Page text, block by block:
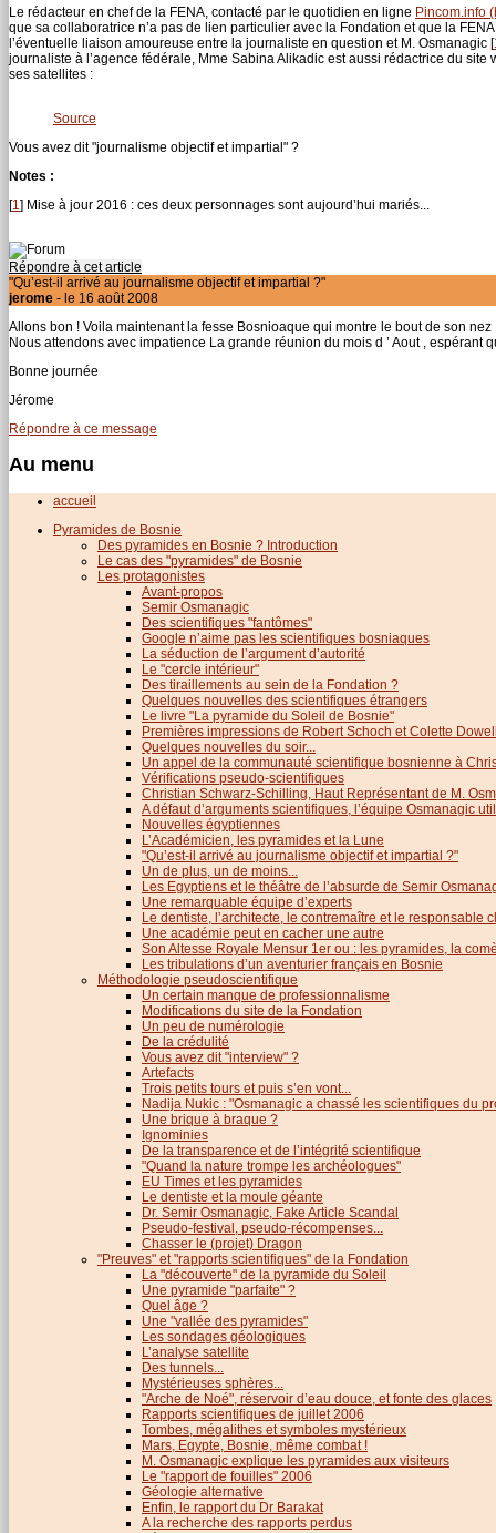
Le rédacteur en chef de la FENA, contacté par le quotidien en ligne Pincom.info
que sa collaboratrice n’a pas de lien particulier avec la Fondation et que la
l’éventuelle liaison amoureuse entre la journaliste en question et M. Osmanagic [
journaliste à l’agence fédérale, Mme Sabina Alikadic est aussi rédactrice du
ses satellites :
Source
Vous avez dit "journalisme objectif et impartial" ?
Notes :
[1] Mise à jour 2016 : ces deux personnages sont aujourd’hui mariés...
Répondre à cet article
"Qu’est-il arrivé au journalisme objectif et impartial ?"
jerome - le 16 août 2008
Allons bon ! Voila maintenant la fesse Bosnioaque qui montre le bout de son
Nous attendons avec impatience La grande réunion du mois d ’ Aout , espérant
Bonne journée
Jérome
Répondre à ce message
Au menu
accueil
Pyramides de Bosnie
Des pyramides en Bosnie ? Introduction
Le cas des "pyramides" de Bosnie
Les protagonistes
Avant-propos
Semir Osmanagic
Des scientifiques "fantômes"
Google n’aime pas les scientifiques bosniaques
La séduction de l’argument d’autorité
Le "cercle intérieur"
Des tiraillements au sein de la Fondation ?
Quelques nouvelles des scientifiques étrangers
Le livre "La pyramide du Soleil de Bosnie"
Premières impressions de Robert Schoch et Colette
Quelques nouvelles du soir...
Un appel de la communauté scientifique bosnienne à
Vérifications pseudo-scientifiques
Christian Schwarz-Schilling, Haut Représentant de M.
A défaut d’arguments scientifiques, l’équipe Osmanagic
Nouvelles égyptiennes
L’Académicien, les pyramides et la Lune
"Qu’est-il arrivé au journalisme objectif et impartial ?"
Un de plus, un de moins...
Les Egyptiens et le théâtre de l’absurde de Semir
Une remarquable équipe d’experts
Le dentiste, l’architecte, le contremaître et le responsable
Une académie peut en cacher une autre
Son Altesse Royale Mensur 1er ou : les pyramides, la
Les tribulations d’un aventurier français en Bosnie
Méthodologie pseudoscientifique
Un certain manque de professionnalisme
Modifications du site de la Fondation
Un peu de numérologie
De la crédulité
Vous avez dit "interview" ?
Artefacts
Trois petits tours et puis s’en vont...
Nadija Nukic : "Osmanagic a chassé les scientifiques du
Une brique à braque ?
Ignominies
De la transparence et de l’intégrité scientifique
"Quand la nature trompe les archéologues"
EU Times et les pyramides
Le dentiste et la moule géante
Dr. Semir Osmanagic, Fake Article Scandal
Pseudo-festival, pseudo-récompenses...
Chasser le (projet) Dragon
"Preuves" et "rapports scientifiques" de la Fondation
La "découverte" de la pyramide du Soleil
Une pyramide "parfaite" ?
Quel âge ?
Une "vallée des pyramides"
Les sondages géologiques
L’analyse satellite
Des tunnels...
Mystérieuses sphères...
"Arche de Noé", réservoir d’eau douce, et fonte des glaces
Rapports scientifiques de juillet 2006
Tombes, mégalithes et symboles mystérieux
Mars, Egypte, Bosnie, même combat !
M. Osmanagic explique les pyramides aux visiteurs
Le "rapport de fouilles" 2006
Géologie alternative
Enfin, le rapport du Dr Barakat
A la recherche des rapports perdus